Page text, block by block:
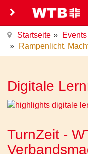
Startseite Events
Rampenlicht.
Digitale
TurnZeit -